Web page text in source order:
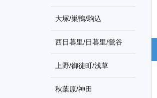
大塚/巣鴨/駒込
西日暮里/日暮里/鶯谷
上野/御徒町/浅草
秋葉原/神田